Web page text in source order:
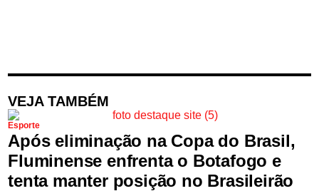
VEJA TAMBÉM
Esporte
Após eliminação na Copa do Brasil,
Fluminense enfrenta o Botafogo e
tenta manter posição no Brasileirão